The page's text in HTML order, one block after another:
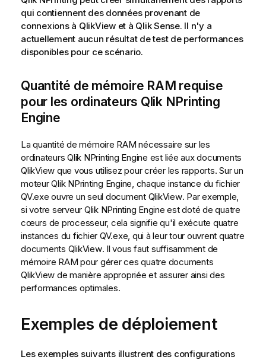
qui contiennent des données provenant de
connexions à QlikViewet à Qlik Sense. Il n'y a
actuellement aucun résultat de test de performances
disponibles pour ce scénario.
Quantité de mémoire RAM requise
pour les ordinateurs Qlik NPrinting
Engine
La quantité de mémoire RAM nécessaire sur les
ordinateurs Qlik NPrinting Engine est liée aux documents
QlikView que vous utilisez pour créer les rapports. Sur un
moteurQlik NPrinting Engine , chaque instance du fichier
QV.exe ouvre un seul document QlikView. Par exemple,
si votre serveur Qlik NPrinting Engine est doté de quatre
cœurs de processeur, cela signifie qu'il exécute quatre
instances du fichier QV.exe, qui à leur tour ouvrent quatre
documents QlikView. Il vous faut suffisamment de
mémoire RAM pour gérer ces quatre documents
QlikView de manière appropriée et assurer ainsi des
performances optimales.
Exemples de déploiement
Les exemples suivants illustrent des configurations